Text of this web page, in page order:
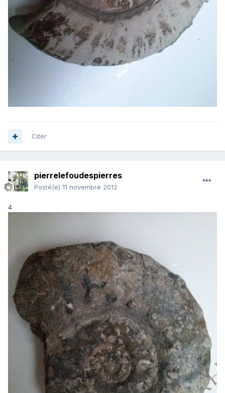
Citer
pierrelefoudespierres
Posté(e) 11 novembre 2012
4